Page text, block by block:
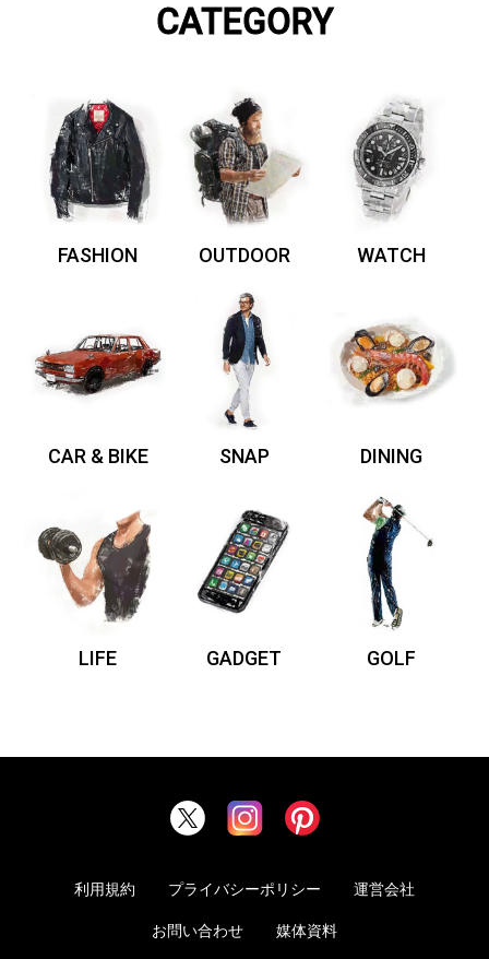
CATEGORY
FASHION OUTDOOR WATCH
CAR & BIKE SNAP DINING
LIFE GADGET GOLF
利用規約 プライバシーポリシー 運営会社
お問い合わせ 媒体資料